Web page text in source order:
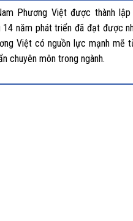
Phương Việt được thành
năm phát triển đã đạt được
Việt có nguồn lực mạnh mẽ
chuyên môn trong ngành.